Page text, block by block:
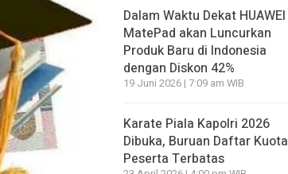
Dalam Waktu Dekat HUAWEI
MatePad akan Luncurkan
Produk Baru di Indonesia
dengan Diskon 42%
19 Juni 2026 | 7:09 am WIB
Karate Piala Kapolri 2026
Dibuka, Buruan Daftar Kuota
Peserta Terbatas